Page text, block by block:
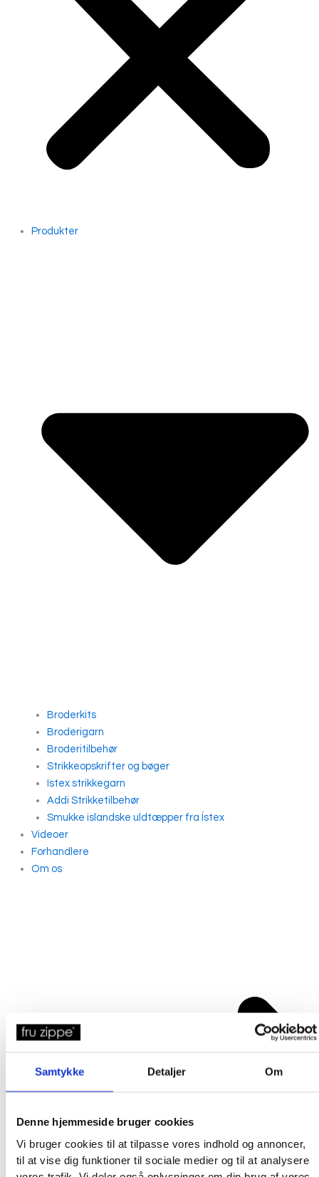
Samtykke Detaljer Om
Denne hjemmeside bruger cookies
Vi bruger cookies til at tilpasse vores indhold og annoncer,
til at vise dig funktioner til sociale medier og til at analysere
Produkter
Broderkits
Broderigarn
Broderitilbehør
Strikkeopskrifter og bøger
Istex strikkegarn
Addi Strikketilbehør
Smukke islandske uldtæpper fra Ístex
Videoer
Forhandlere
Om os